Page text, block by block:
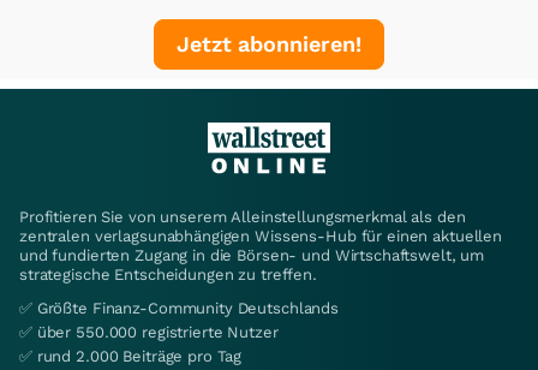
Jetzt abonnieren!
Profitieren Sie von unserem Alleinstellungsmerkmal als den
zentralen verlagsunabhängigen Wissens-Hub für einen aktuellen
und fundierten Zugang in die Börsen- und Wirtschaftswelt, um
strategische Entscheidungen zu treffen.
✅ Größte Finanz-Community Deutschlands
✅ über 550.000 registrierte Nutzer
✅ rund 2.000 Beiträge pro Tag